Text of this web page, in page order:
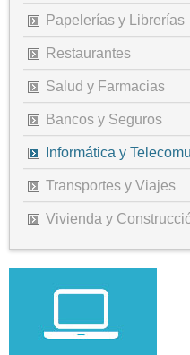
Papelerías y Librerías
Restaurantes
Salud y Farmacias
Bancos y Seguros
Informática y
Transportes y Viajes
Vivienda y